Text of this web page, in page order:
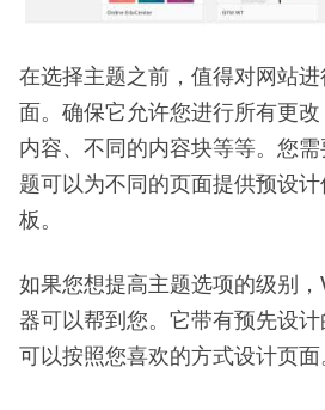
在选择主题之前，值得对网站
面。确保它允许您进行所有更
内容、不同的内容块等等。您需
题可以为不同的页面提供预设
板。
如果您想提高主题选项的级别
器可以帮到您。它带有预先设计
可以按照您喜欢的方式设计页面